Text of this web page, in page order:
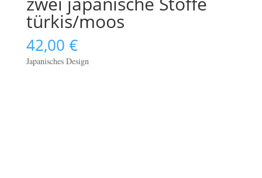
türkis/moos
42,00 €
Japanisches Design